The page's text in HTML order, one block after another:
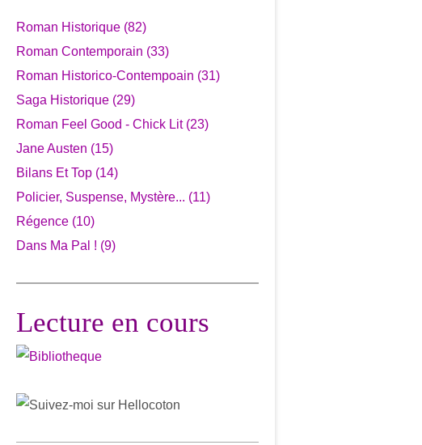
Roman Historique (82)
Roman Contemporain (33)
Roman Historico-Contempoain (31)
Saga Historique (29)
Roman Feel Good - Chick Lit(23)
Jane Austen (15)
Bilans Et Top (14)
Policier, Suspense, Mystère... (11)
Régence (10)
Dans Ma Pal ! (9)
Lecture en cours